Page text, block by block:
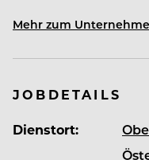
Mitten im
wachsen und Arbeit
Im Jungbrunn bist
Mehr zum
JOBDETAILS
Dienstort: